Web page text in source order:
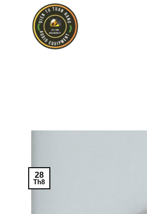
28
Th8